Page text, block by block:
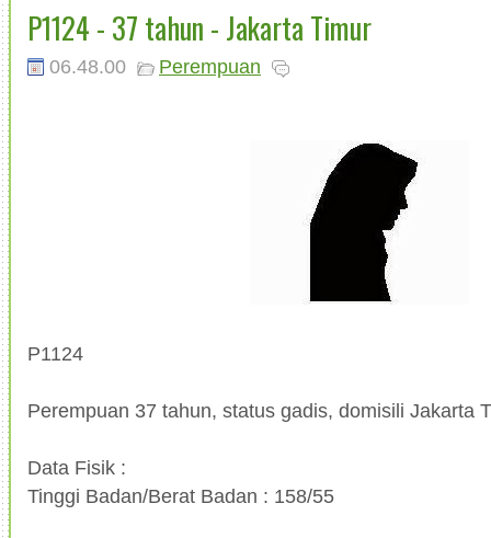
P1124 - 37 tahun - Jakarta Timur
06.48.00 Perempuan
P1124
Perempuan 37 tahun, status gadis, domisili Jakarta
Data Fisik :
Tinggi Badan/Berat Badan : 158/55